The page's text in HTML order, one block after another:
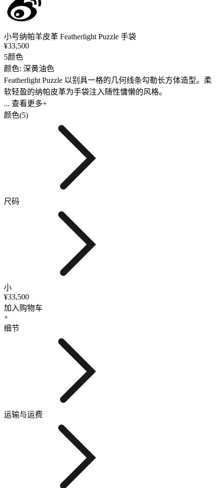
小号纳帕羊皮革 Featherlight Puzzle 手袋
¥33,500
5颜色
颜色: 深黄油色
Featherlight Puzzle 以别具一格的几何线条勾勒长方体造型。柔
软轻盈的纳帕皮革为手袋注入随性慵懒的风格。
... 查看更多+
颜色(5)
尺码
小
¥33,500
加入购物车
+
细节
运输与运费